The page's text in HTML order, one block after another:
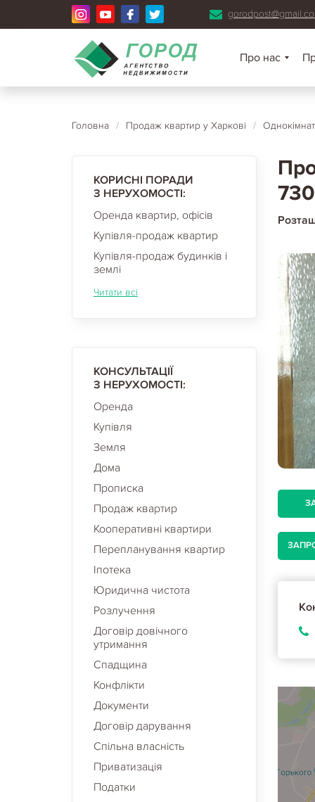
Про нас
Головна / Продаж квартир у Харкові /
КОРИСНІ ПОРАДИ
З НЕРУХОМОСТІ:
Оренда квартир, офісів
Купівля-продаж квартир
Купівля-продаж будинків і
землі
Читати всі
КОНСУЛЬТАЦІЇ
З НЕРУХОМОСТІ:
Оренда
Купівля
Земля
Дома
Прописка
Продаж квартир
Кооперативні квартири
Перепланування квартир
Іпотека
Юридична чистота
Розлучення
Договір довічного
утримання
Спадщина
Конфлікти
Документи
Договір дарування
Спільна власність
Приватизація
Податки